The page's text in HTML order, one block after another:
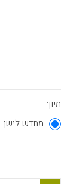
מיון:
מחדש לישן